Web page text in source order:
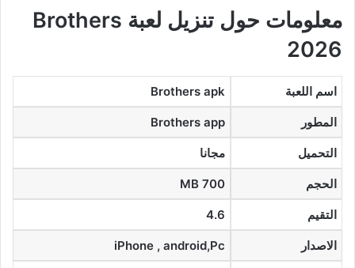
معلومات حول تنزيل لعبة Brothers
2026
اسم اللعبة Brothers apk
المطور Brothers app
التحميل مجانا
الحجم 700 MB
التقيم 4.6
الاصدار iPhone , android,Pc